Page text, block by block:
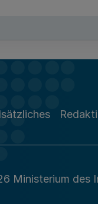
Ministerium des